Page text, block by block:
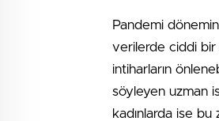
Pandemi
verilerde ciddi bir
intiharların
söyleyen uzman
kadınlarda ise bu